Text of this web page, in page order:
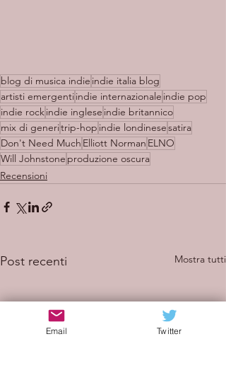
blog di musica indie indie italia blog
artisti emergentiindie internazionale indie pop
indie rockindie inglese indie britannico
mix di generitrip-hop indie londinesesatira
Don't Need Much Elliott Norman ELNO
Will Johnstone produzione oscura
Recensioni
Post recenti Mostra tutti
Email Twitter